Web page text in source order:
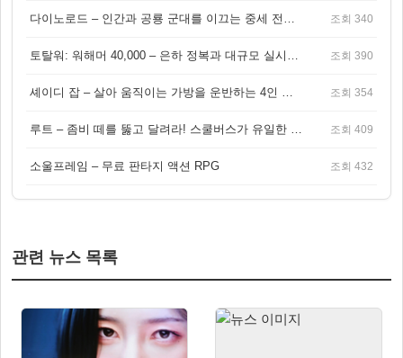
다이노로드 – 인간과 공룡 군대를 이끄는 중세 전략 액션 RPG 조회 340
토탈워: 워해머 40,000 – 은하 정복과 대규모 실시간 전투가 결합된 전략 게임! 조회 390
셰이디 잡 – 살아 움직이는 가방을 운반하는 4인 협동 물리 어드벤처 게임 조회 354
루트 – 좀비 떼를 뚫고 달려라! 스쿨버스가 유일한 집이 되는 4인 협동 생존 게임 조회 409
소울프레임 – 무료 판타지 액션 RPG 조회 432
관련 뉴스 목록